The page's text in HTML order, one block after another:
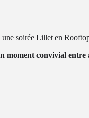
une soirée Lillet en
moment convivial